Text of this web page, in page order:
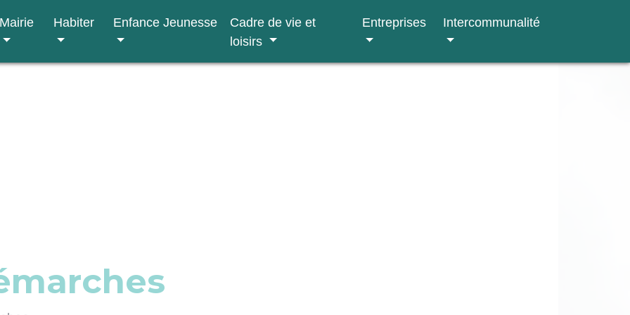
Mairie Habiter Enfance Jeunesse
Cadre de vie et
loisirs
Entreprises Intercommunalité